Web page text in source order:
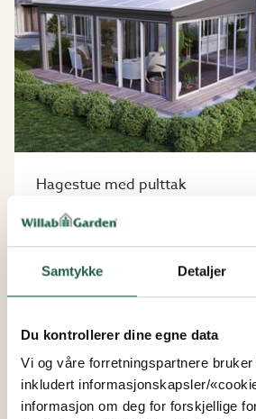
Samtykke Detaljer
Du kontrollerer dine egne data
Vi og våre forretningspartnere bruker
inkludert informasjonskapsler/
informasjon om deg for forskjellige
Hagestue med pulttak
Pulttak rundt hjørnet
Finnes i flere mål
Fra
kr 115 716